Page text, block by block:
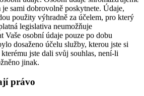
sami dobrovolně poskytnete. Údaje,
použity výhradně za účelem, pro který
legislativa neumožňuje
Vaše osobní údaje pouze po dobu
dosaženo účelu služby, kterou jste si
jste dali svůj souhlas, není-li
jinak.
právo